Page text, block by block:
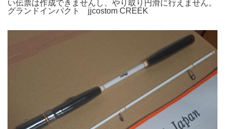
い伝票は作成できませんし、やり取り円滑に行えません。
グランドインパクト jjcostom CREEK